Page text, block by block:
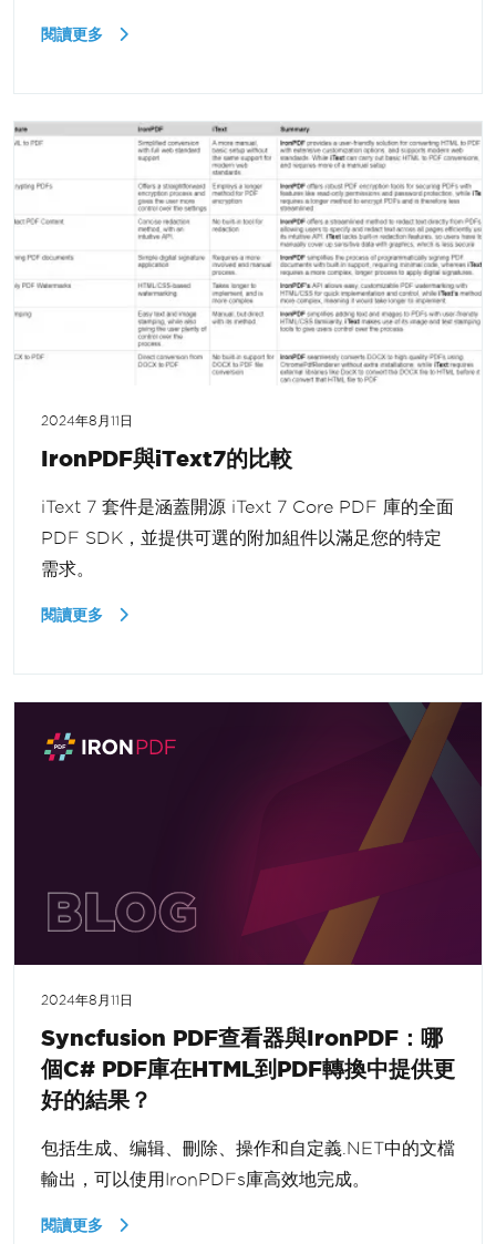
閱讀更多
2024年8月11日
IronPDF與iText7的比較
iText 7 套件是涵蓋開源 iText 7 Core PDF 庫的全面
PDF SDK，並提供可選的附加組件以滿足您的特定
需求。
閱讀更多
2024年8月11日
Syncfusion PDF查看器與IronPDF：哪
個C# PDF庫在HTML到PDF轉換中提供更
好的結果？
包括生成、编辑、刪除、操作和自定義.NET中的文檔
輸出，可以使用IronPDFs庫高效地完成。
閱讀更多